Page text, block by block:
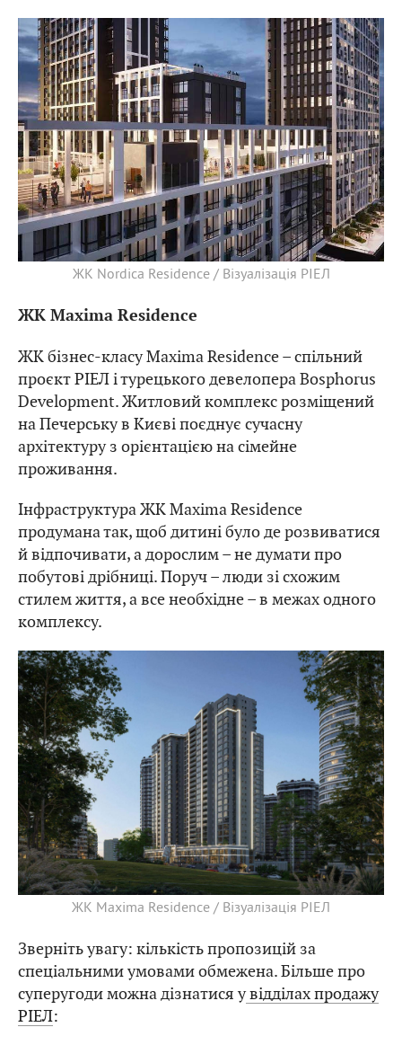
ЖК Nordica Residence / Візуалізація РІЕЛ
ЖК Maxima Residence
ЖК бізнес-класу Maxima Residence – спільний
проєкт РІЕЛ і турецького девелопера Bosphorus
Development. Житловий комплекс розміщений
на Печерську в Києві поєднує сучасну
архітектуру з орієнтацією на сімейне
проживання.
Інфраструктура ЖК Maxima Residence
продумана так, щоб дитині було де розвиватися
й відпочивати, а дорослим – не думати про
побутові дрібниці. Поруч – люди зі схожим
стилем життя, а все необхідне – в межах одного
комплексу.
ЖК Maxima Residence / Візуалізація РІЕЛ
Зверніть увагу: кількість пропозицій за
спеціальними умовами обмежена. Більше про
суперугоди можна дізнатися увідділах продажу
РІЕЛ: